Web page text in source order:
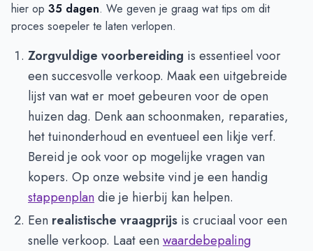
hier op 35 dagen. We geven je graag wat tips om dit
proces soepeler te laten verlopen.
Zorgvuldige voorbereiding is essentieel voor
een succesvolle verkoop. Maak een uitgebreide
lijst van wat er moet gebeuren voor de open
huizen dag. Denk aan schoonmaken, reparaties,
het tuinonderhoud en eventueel een likje verf.
Bereid je ook voor op mogelijke vragen van
kopers. Op onze website vind je een handig
stappenplandie je hierbij kan helpen.
Een realistische vraagprijs is cruciaal voor een
snelle verkoop. Laat eenwaardebepaling